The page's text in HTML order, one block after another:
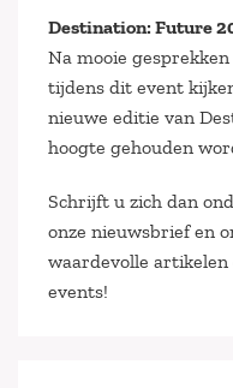
Destination: Future
Na mooie
tijdens dit event
nieuwe editie van
hoogte gehouden
Schrijft u zich dan
onze nieuwsbrief en
waardevolle
events!